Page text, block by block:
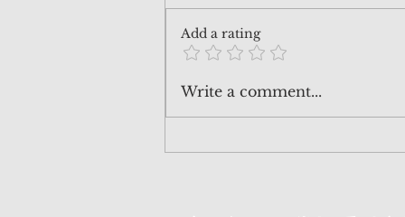
260801 芯片巨人開出2,500億
後一根稻草？| 《AI泡沫爆
Add a rating
Write a comment...